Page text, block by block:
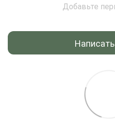
Добавьте